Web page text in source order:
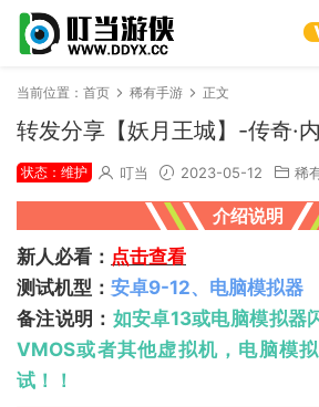
当前位置： 首页 稀有手游 正文
转发分享【妖月王城】-传奇·
状态：维护 叮当 2023-05-12 稀
介绍说明
新人必看： 点击查看
测试机型： 安卓9-12、电脑模拟器
备注说明： 如安卓13或电脑模拟器
VMOS或者其他虚拟机，电脑模
试！！